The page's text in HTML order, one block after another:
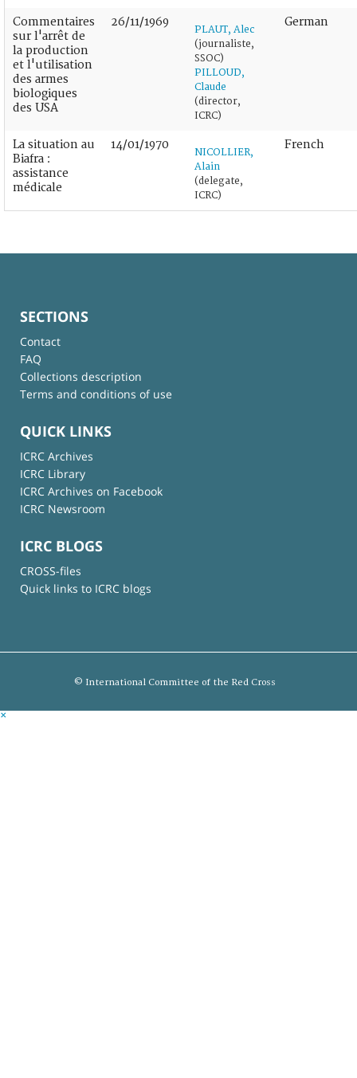
Commentaires
sur l'arrêt de
la production
et l'utilisation
des armes
biologiques
des USA
26/11/1969
PLAUT, Alec
(journaliste,
SSOC)
PILLOUD,
Claude
(director,
ICRC)
German
La situation au
Biafra :
assistance
médicale
14/01/1970
NICOLLIER,
Alain
(delegate,
ICRC)
French
SECTIONS
Contact
FAQ
Collections description
Terms and conditions of use
QUICK LINKS
ICRC Archives
ICRC Library
ICRC Archives on Facebook
ICRC Newsroom
ICRC BLOGS
CROSS-files
Quick links to ICRC blogs
© International Committee of the Red Cross
×